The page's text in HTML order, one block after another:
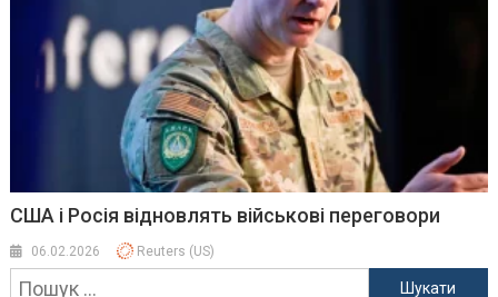
США і Росія відновлять військові переговори
06.02.2026 Reuters (US)
Пошук: